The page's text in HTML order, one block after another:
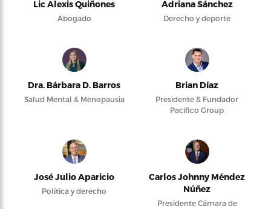
Lic Alexis Quiñones
Abogado
Adriana Sánchez
Derecho y deporte
Dra. Bárbara D. Barros
Salud Mental & Menopausia
Brian Díaz
Presidente & Fundador
Pacifico Group
José Julio Aparicio
Política y derecho
Carlos Johnny Méndez
Núñez
Presidente Cámara de